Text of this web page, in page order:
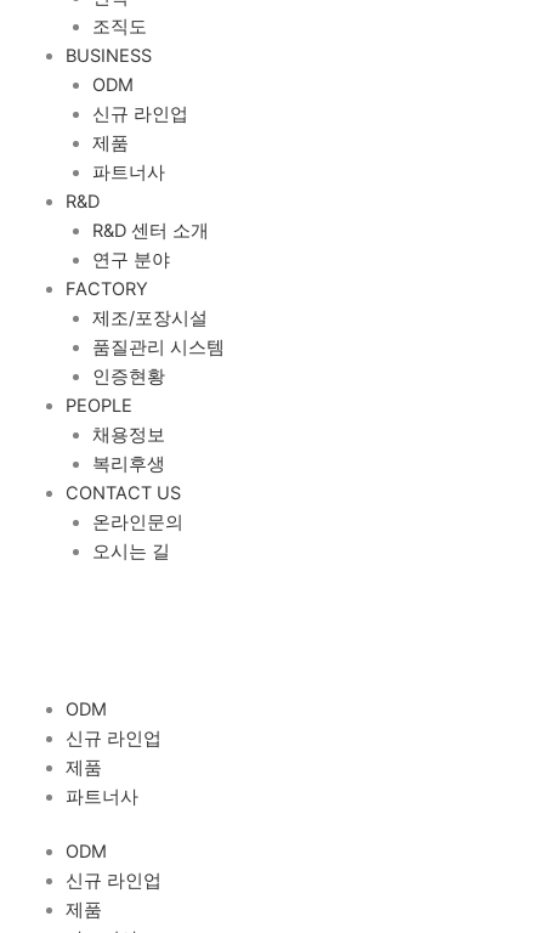
조직도
BUSINESS
ODM
신규 라인업
제품
파트너사
R&D
R&D 센터 소개
연구 분야
FACTORY
제조/포장시설
품질관리 시스템
인증현황
PEOPLE
채용정보
복리후생
CONTACT US
온라인문의
오시는 길
ODM
신규 라인업
제품
파트너사
ODM
신규 라인업
제품